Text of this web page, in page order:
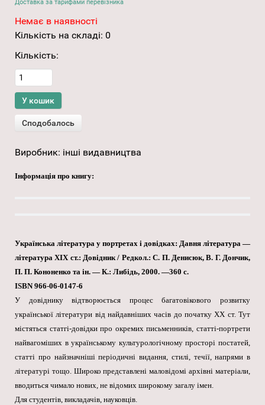
Доставка за тарифами перевізника
Немає в наявності
Кількість на складі: 0
Кількість:
Виробник: інші видавництва
Інформація про книгу:
Українська література у портретах і довідках: Давня література —
література XIX ст.: Довідник / Редкол.: С. П. Денисюк, В. Г. Дончик,
П. П. Кононенко та ін. — К.: Либідь, 2000. —360 с.
ISBN 966-06-0147-6
У довіднику відтворюється процес багатовікового розвитку
української літератури від найдавніших часів до початку XX ст. Тут
містяться статгі-довідки про окремих письменників, статті-портрети
найвагоміших в українському культурологічному просторі постатей,
статті про найзначніші періодичні видання, стилі, течії, напрями в
літературі тощо. Широко представлені маловідомі архівні матеріали,
вводиться чимало нових, не відомих широкому загалу імен.
Для студентів, викладачів, науковців.